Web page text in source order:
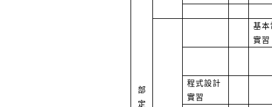
部
定
基本
實習
程式設計
實習